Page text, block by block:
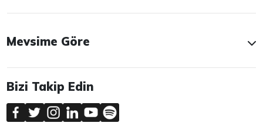
Mevsime Göre
Bizi Takip Edin